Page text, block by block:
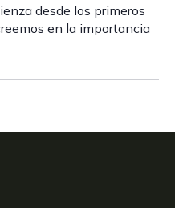
desde los primeros
en la importancia